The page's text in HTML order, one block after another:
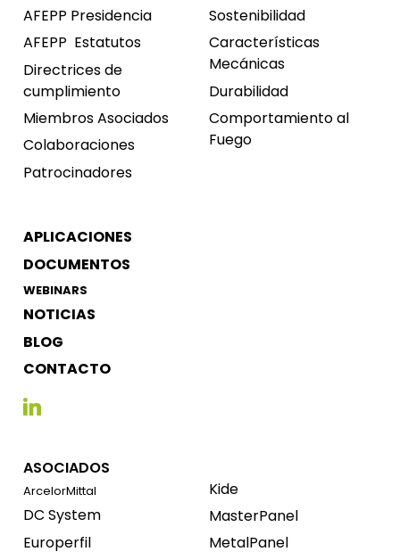
AFEPP Presidencia
AFEPP Estatutos
Directrices de
cumplimiento
Miembros Asociados
Colaboraciones
Patrocinadores
Sostenibilidad
Características
Mecánicas
Durabilidad
Comportamiento al
Fuego
APLICACIONES
DOCUMENTOS
WEBINARS
NOTICIAS
BLOG
CONTACTO
ASOCIADOS
ArcelorMittal
DC System
Europerfil
Kide
MasterPanel
MetalPanel